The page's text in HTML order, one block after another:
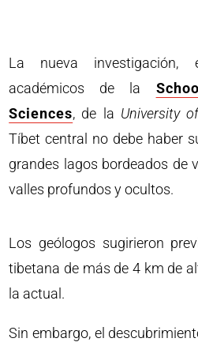
La nueva investigación,
académicos de la
Sciences, de la University
Tíbet central no debe haber
grandes lagos bordeados de
valles profundos y ocultos.
Los geólogos sugirieron
tibetana de más de 4 km de
la actual.
Sin embargo, el